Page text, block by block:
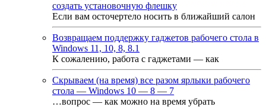
создать установочную флешку
Если вам осточертело носить в ближайший салон
Возвращаем поддержку гаджетов рабочего стола в
Windows 11, 10, 8, 8.1
К сожалению, работа с гаджетами — как
Скрываем (на время) все разом ярлыки рабочего
стола — Windows 10 — 8 — 7
…вопрос — как можно на время убрать